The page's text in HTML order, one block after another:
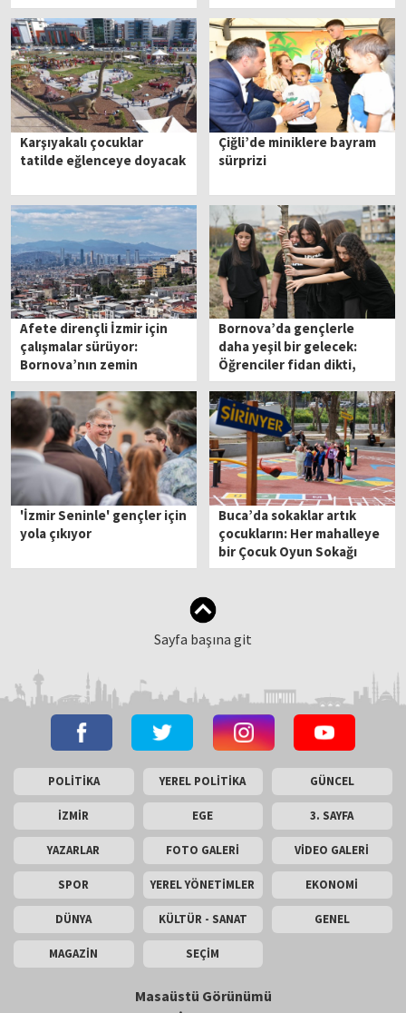
Karşıyakalı çocuklar
tatilde eğlenceye doyacak
Çiğli’de miniklere bayram
sürprizi
Afete dirençli İzmir için
çalışmalar sürüyor:
Bornova’nın zemin
çalışmalarında sona viraj
Bornova’da gençlerle
daha yeşil bir gelecek:
Öğrenciler fidan dikti,
doğaya can oldu
'İzmir Seninle' gençler için
yola çıkıyor
Buca’da sokaklar artık
çocukların: Her mahalleye
bir Çocuk Oyun Sokağı
Sayfa başına git
POLİTİKA YEREL POLİTİKA GÜNCEL
İZMİR EGE 3. SAYFA
YAZARLAR FOTO GALERİ VİDEO GALERİ
SPOR YEREL YÖNETİMLER EKONOMİ
DÜNYA KÜLTÜR - SANAT GENEL
MAGAZİN SEÇİM
Masaüstü Görünümü